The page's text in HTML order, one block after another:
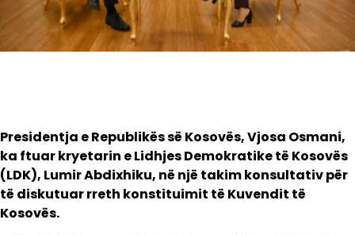
Presidentja e Republikës së Kosovës, Vjosa Osmani,
ka ftuar kryetarin e Lidhjes Demokratike të Kosovës
(LDK), Lumir Abdixhiku, në një takim konsultativ për
të diskutuar rreth konstituimit të Kuvendit të
Kosovës.